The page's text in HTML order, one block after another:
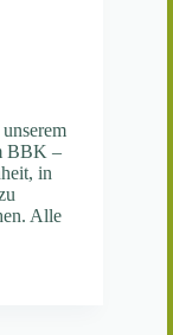
BBK –
in
Alle